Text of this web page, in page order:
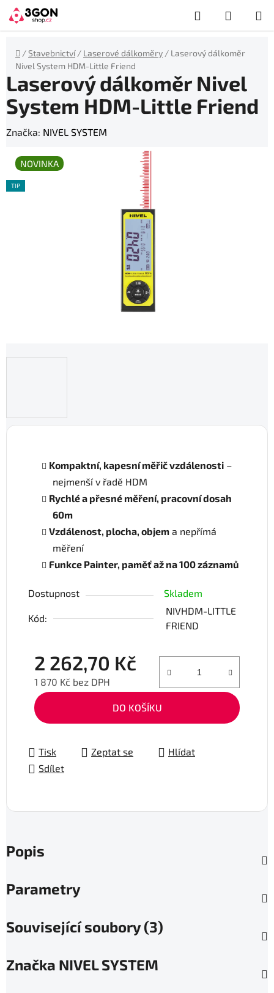
Přejít
na
obsah
Hledat
KOŠÍK
Domů
/Stavebnictví / Laserové dálkoměry / Laserový dálkoměr
Nivel System HDM-Little Friend
Kompaktní, kapesní měřič vzdálenosti –
nejmenší v řadě HDM
Rychlé a přesné měření, pracovní dosah
60m
Vzdálenost, plocha, objem a nepřímá
měření
Funkce Painter, paměť až na 100 záznamů
Dostupnost Skladem
Kód:
NIVHDM-LITTLE
FRIEND
2 262,70 Kč
1 870 Kč bez DPH
Měrná cena:
DO KOŠÍKU
Tisk Zeptat se
Hlídat
Sdílet
Laserový dálkoměr Nivel
System HDM-Little Friend
Značka: NIVEL SYSTEM
NOVINKA
TIP
Popis
Parametry
Související soubory (3)
Značka NIVEL SYSTEM